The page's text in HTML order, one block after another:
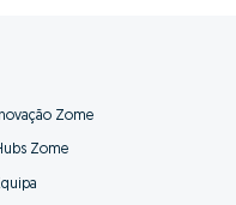
Inovação Zome
Zome